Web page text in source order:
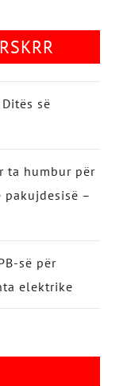
së
ta humbur për
–
së për
elektrike